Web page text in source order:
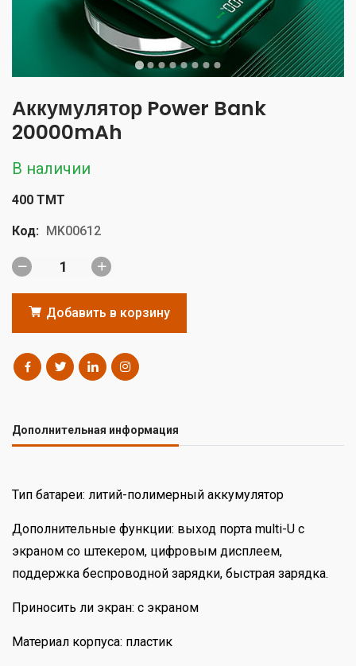
Аккумулятор Power Bank
20000mAh
В наличии
400 TMT
Код: MK00612
Добавить в корзину
Дополнительная информация
Тип батареи: литий-полимерный аккумулятор
Дополнительные функции: выход порта multi-U с
экраном со штекером, цифровым дисплеем,
поддержка беспроводной зарядки, быстрая зарядка.
Приносить ли экран: с экраном
Материал корпуса: пластик